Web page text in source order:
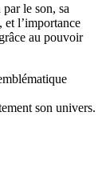
le son, sa
et l’importance
au pouvoir
son univers.